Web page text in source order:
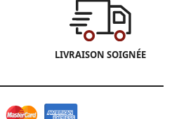
LIVRAISON SOIGNÉE